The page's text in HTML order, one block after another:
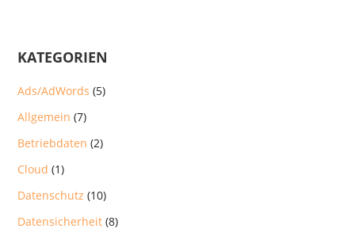
KATEGORIEN
Ads/AdWords (5)
Allgemein (7)
Betriebdaten (2)
Cloud (1)
Datenschutz (10)
Datensicherheit (8)